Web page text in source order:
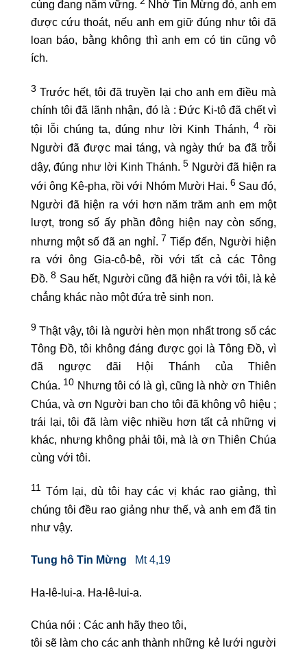
cùng đang nắm vững.
Nhờ Tin Mừng đó, anh em
được cứu thoát, nếu anh em giữ đúng như tôi đã
loan báo, bằng không thì anh em có tin cũng vô
ích.
3 Trước hết, tôi đã truyền lại cho anh em điều mà
chính tôi đã lãnh nhận, đó là : Đức Ki-tô đã chết vì
tội lỗi chúng ta, đúng như lời Kinh Thánh, 4 rồi
Người đã được mai táng, và ngày thứ ba đã trỗi
dậy, đúng như lời Kinh Thánh.5 Người đã hiện ra
với ông Kê-pha, rồi với Nhóm Mười Hai. 6Sau đó,
Người đã hiện ra với hơn năm trăm anh em một
lượt, trong số ấy phần đông hiện nay còn sống,
nhưng một số đã an nghỉ. 7 Tiếp đến, Người hiện
ra với ông Gia-cô-bê, rồi với tất cả các Tông
Đồ.8 Sau hết, Người cũng đã hiện ra với tôi, là kẻ
chẳng khác nào một đứa trẻ sinh non.
9 Thật vậy, tôi là người hèn mọn nhất trong số các
Tông Đồ, tôi không đáng được gọi là Tông Đồ, vì
đã ngược đãi Hội Thánh của Thiên
Chúa. 10 Nhưng tôi có là gì, cũng là nhờ ơn Thiên
Chúa, và ơn Người ban cho tôi đã không vô hiệu ;
trái lại, tôi đã làm việc nhiều hơn tất cả những vị
khác, nhưng không phải tôi, mà là ơn Thiên Chúa
cùng với tôi.
11 Tóm lại, dù tôi hay các vị khác rao giảng, thì
chúng tôi đều rao giảng như thế, và anh em đã tin
như vậy.
Tung hô Tin Mừng Mt 4,19
Ha-lê-lui-a. Ha-lê-lui-a.
Chúa nói : Các anh hãy theo tôi,
tôi sẽ làm cho các anh thành những kẻ lưới người